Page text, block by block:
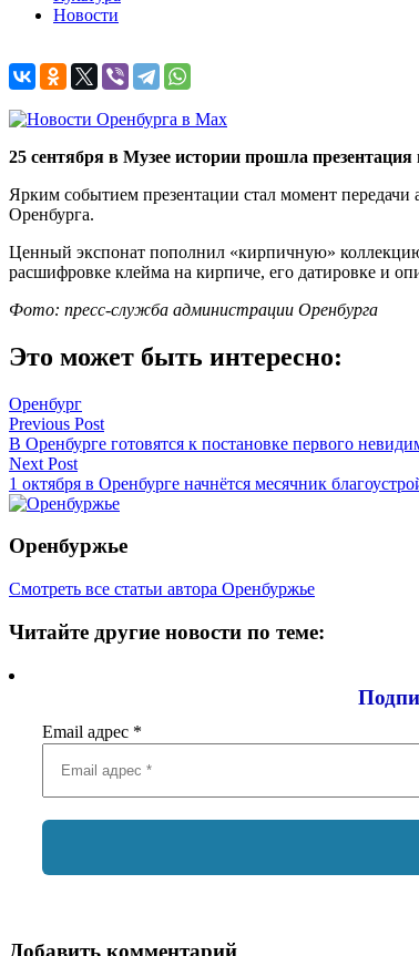
Новости
25 сентября в Музее истории прошла
Ярким событием презентации стал момент
Оренбурга.
Ценный экспонат пополнил «кирпичную»
расшифровке клейма на кирпиче, его датировке и
Фото: пресс-служба администрации Оренбурга
Это может быть интересно:
Оренбург
Навигация
по
записям
Previous Post
В Оренбурге готовятся к постановке первого
Next Post
1 октября в Оренбурге начнётся месячник
Оренбуржье
Смотреть все статьи автора Оренбуржье
Читайте другие новости по теме:
Email адрес *
Добавить комментарий